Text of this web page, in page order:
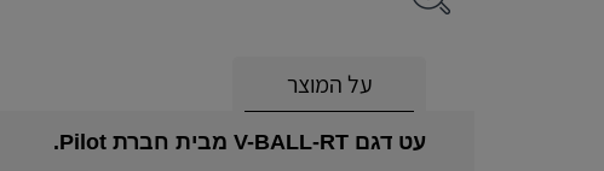
על המוצר
עט דגם V-BALL-RT מבית חברת Pilot.